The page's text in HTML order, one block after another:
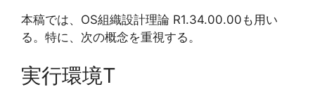
本稿では、OS組織設計理論 R1.34.00.00も用い
る。特に、次の概念を重視する。
実行環境T